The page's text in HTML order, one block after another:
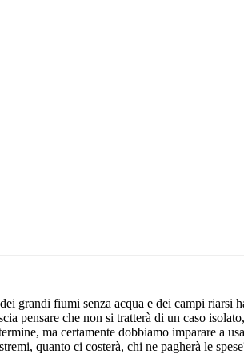
grandi fiumi senza acqua e dei campi
pensare che non si tratterà di un caso
ma certamente dobbiamo imparare a
quanto ci costerà, chi ne pagherà le